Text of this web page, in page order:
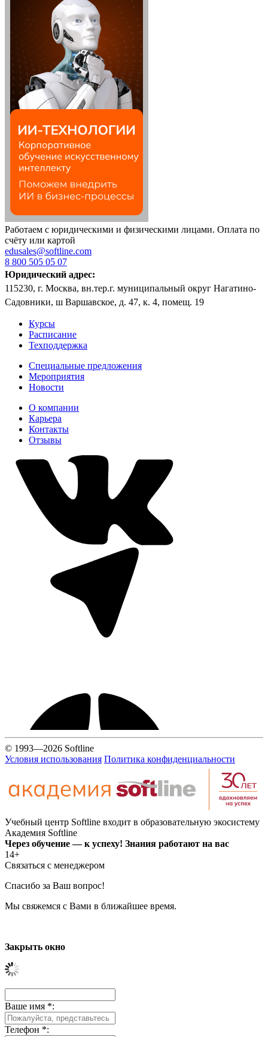
Работаем с юридическими и физическими лицами. Оплата по
счёту или картой
edusales@softline.com
8 800 505 05 07
Юридический адрес:
115230, г. Москва, вн.тер.г. муниципальный округ Нагатино-
Садовники, ш Варшавское, д. 47, к. 4, помещ. 19
Курсы
Расписание
Техподдержка
Специальные предложения
Мероприятия
Новости
О компании
Карьера
Контакты
Отзывы
© 1993—2026 Softline
Условия использования Политика конфиденциальности
Учебный центр Softline входит в образовательную экосистему
Академия Softline
Через обучение — к успеху! Знания работают на вас
14+
Связаться с менеджером
Спасибо за Ваш вопрос!
Мы свяжемся с Вами в ближайшее время.
Закрыть окно
Ваше имя *:
Телефон *: